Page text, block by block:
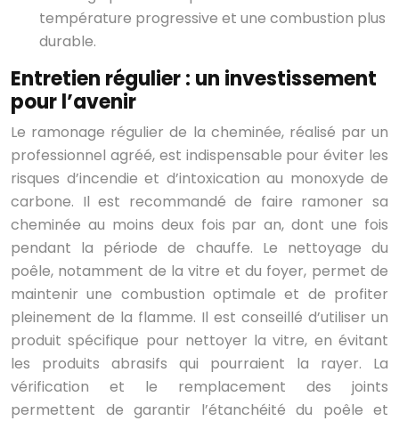
température progressive et une combustion plus
durable.
Entretien régulier : un investissement
pour l’avenir
Le ramonage régulier de la cheminée, réalisé par un
professionnel agréé, est indispensable pour éviter les
risques d’incendie et d’intoxication au monoxyde de
carbone. Il est recommandé de faire ramoner sa
cheminée au moins deux fois par an, dont une fois
pendant la période de chauffe. Le nettoyage du
poêle, notamment de la vitre et du foyer, permet de
maintenir une combustion optimale et de profiter
pleinement de la flamme. Il est conseillé d’utiliser un
produit spécifique pour nettoyer la vitre, en évitant
les produits abrasifs qui pourraient la rayer. La
vérification et le remplacement des joints
permettent de garantir l’étanchéité du poêle et